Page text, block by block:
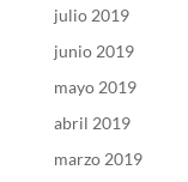
julio 2019
junio 2019
mayo 2019
abril 2019
marzo 2019